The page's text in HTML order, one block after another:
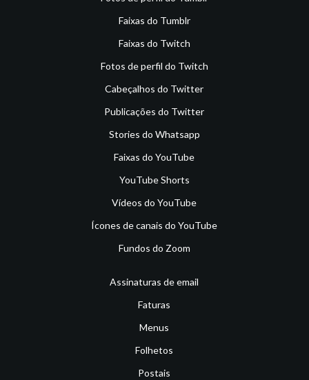
Faixas do Tumblr
Faixas do Twitch
Fotos de perfil do Twitch
Cabeçalhos do Twitter
Publicações do Twitter
Stories do Whatsapp
Faixas do YouTube
YouTube Shorts
Vídeos do YouTube
Ícones de canais do YouTube
Fundos do Zoom
Assinaturas de email
Faturas
Menus
Folhetos
Postais